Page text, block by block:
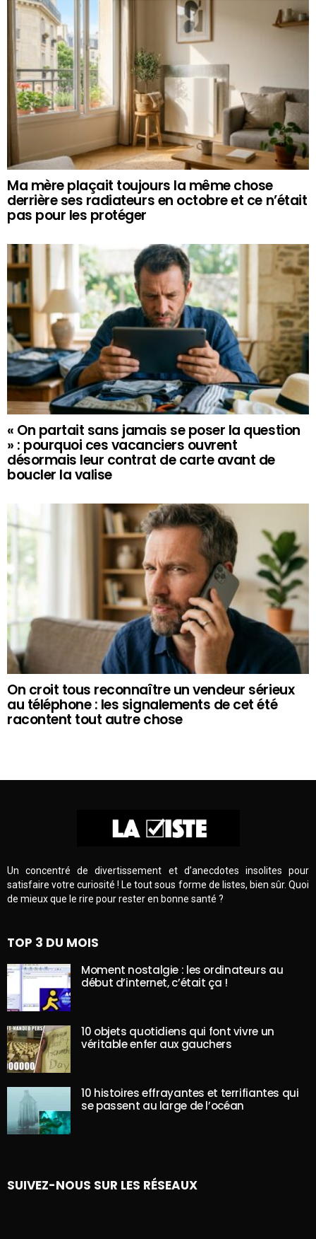
Ma mère plaçait toujours la même chose
derrière ses radiateurs en octobre et ce n’était
pas pour les protéger
« On partait sans jamais se poser la question
» : pourquoi ces vacanciers ouvrent
désormais leur contrat de carte avant de
boucler la valise
On croit tous reconnaître un vendeur sérieux
au téléphone : les signalements de cet été
racontent tout autre chose
Un concentré de divertissement et d’anecdotes insolites pour
satisfaire votre curiosité ! Le tout sous forme de listes, bien sûr. Quoi
de mieux que le rire pour rester en bonne santé ?
TOP 3 DU MOIS
Moment nostalgie : les ordinateurs au
début d’internet, c’était ça !
10 objets quotidiens qui font vivre un
véritable enfer aux gauchers
10 histoires effrayantes et terrifiantes qui
se passent au large de l’océan
SUIVEZ-NOUS SUR LES RÉSEAUX